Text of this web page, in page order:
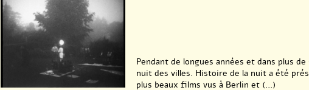
Pendant de longues années et dans plus
nuit des villes. Histoire de la nuit a été
plus beaux films vus à Berlin et (...)